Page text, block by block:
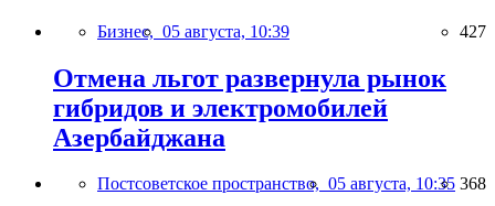
Бизнес, 05 августа, 10:39 427
Отмена льгот развернула рынок
гибридов и электромобилей
Азербайджана
Постсоветское пространство, 05 августа, 10:35 368